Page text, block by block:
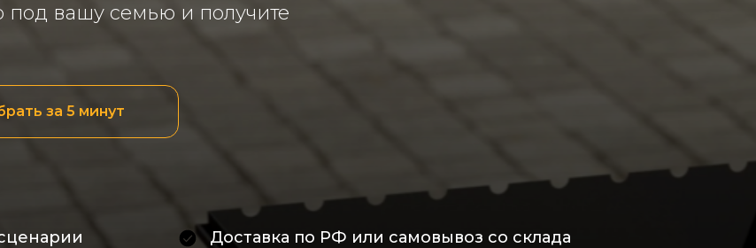
под вашу семью и получите
за 5 минут
Доставка по РФ или самовывоз со склада